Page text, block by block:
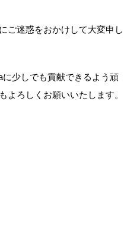
ご迷惑をおかけして大変申し
少しでも貢献できるよう頑
よろしくお願いいたします。